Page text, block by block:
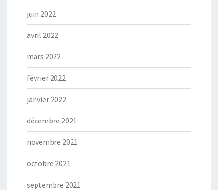
juin 2022
avril 2022
mars 2022
février 2022
janvier 2022
décembre 2021
novembre 2021
octobre 2021
septembre 2021